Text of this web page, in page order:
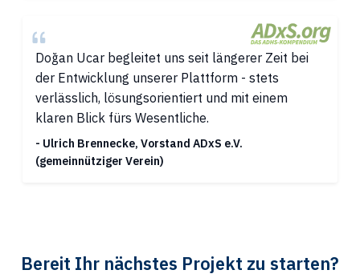
Doğan Ucar begleitet uns seit längerer Zeit bei
der Entwicklung unserer Plattform - stets
verlässlich, lösungsorientiert und mit einem
klaren Blick fürs Wesentliche.
- Ulrich Brennecke, Vorstand ADxS e.V.
(gemeinnütziger Verein)
Bereit Ihr nächstes Projekt zu starten?